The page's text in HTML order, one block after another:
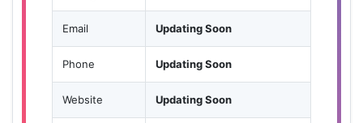
Email Updating Soon
Phone Updating Soon
Website Updating Soon